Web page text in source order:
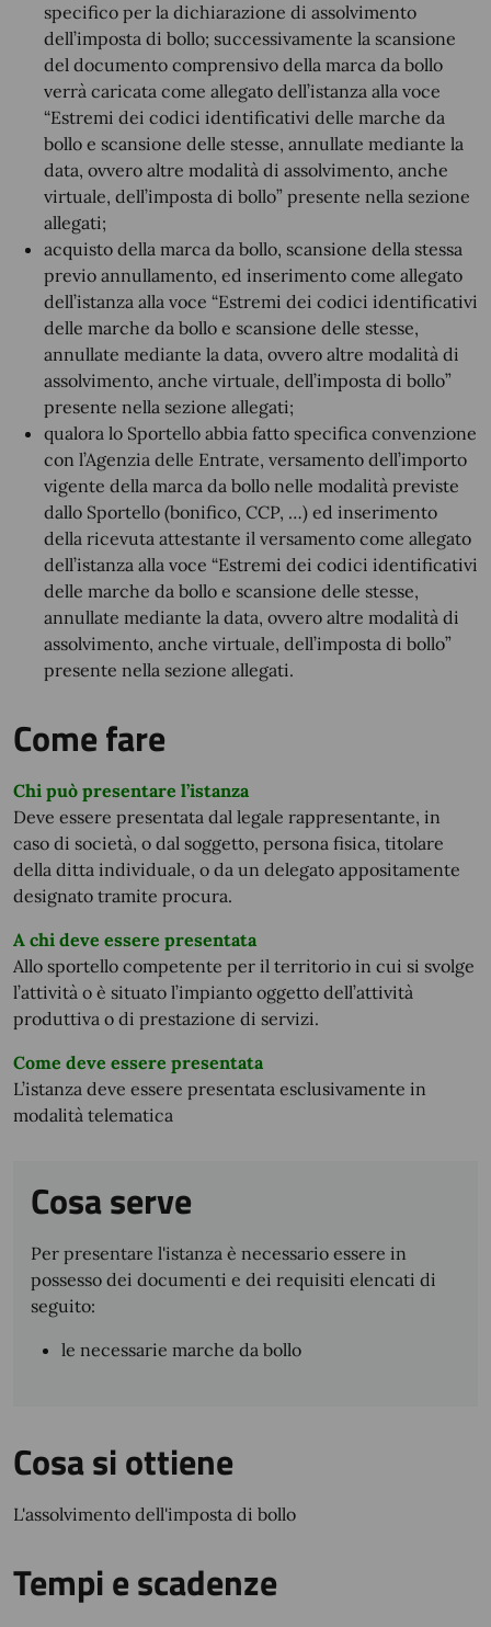
specifico per la dichiarazione di assolvimento
dell’imposta di bollo; successivamente la scansione
del documento comprensivo della marca da bollo
verrà caricata come allegato dell’istanza alla voce
“Estremi dei codici identificativi delle marche da
bollo e scansione delle stesse, annullate mediante la
data, ovvero altre modalità di assolvimento, anche
virtuale, dell’imposta di bollo” presente nella sezione
allegati;
acquisto della marca da bollo, scansione della stessa
previo annullamento, ed inserimento come allegato
dell’istanza alla voce “Estremi dei codici identificativi
delle marche da bollo e scansione delle stesse,
annullate mediante la data, ovvero altre modalità di
assolvimento, anche virtuale, dell’imposta di bollo”
presente nella sezione allegati;
qualora lo Sportello abbia fatto specifica convenzione
con l’Agenzia delle Entrate, versamento dell’importo
vigente della marca da bollo nelle modalità previste
dallo Sportello (bonifico, CCP, …) ed inserimento
della ricevuta attestante il versamento come allegato
dell’istanza alla voce “Estremi dei codici identificativi
delle marche da bollo e scansione delle stesse,
annullate mediante la data, ovvero altre modalità di
assolvimento, anche virtuale, dell’imposta di bollo”
presente nella sezione allegati.
Come fare
Chi può presentare l’istanza
Deve essere presentata dal legale rappresentante, in
caso di società, o dal soggetto, persona fisica, titolare
della ditta individuale, o da un delegato appositamente
designato tramite procura.
A chi deve essere presentata
Allo sportello competente per il territorio in cui si svolge
l’attività o è situato l’impianto oggetto dell’attività
produttiva o di prestazione di servizi.
Come deve essere presentata
L’istanza deve essere presentata esclusivamente in
modalità telematica
Cosa serve
Per presentare l'istanza è necessario essere in
possesso dei documenti e dei requisiti elencati di
seguito:
le necessarie marche da bollo
Cosa si ottiene
L'assolvimento dell'imposta di bollo
Tempi e scadenze